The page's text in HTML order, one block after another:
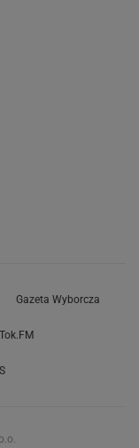
Gazeta Wyborcza
Tok.FM